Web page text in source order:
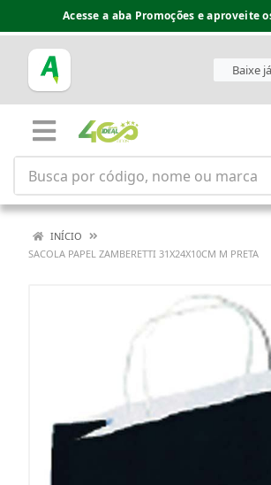
Acesse a aba Promoções e aproveite
Baixe
INÍCIO
SACOLA PAPEL ZAMBERETTI 31X24X10CM M PRETA